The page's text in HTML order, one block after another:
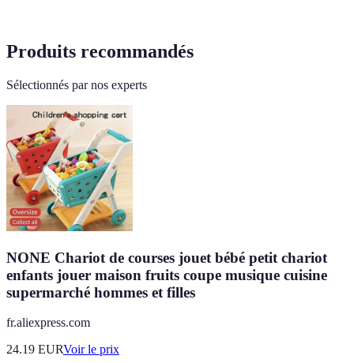
Produits recommandés
Sélectionnés par nos experts
NONE Chariot de courses jouet bébé petit chariot
enfants jouer maison fruits coupe musique cuisine
supermarché hommes et filles
fr.aliexpress.com
24.19 EURVoir le prix